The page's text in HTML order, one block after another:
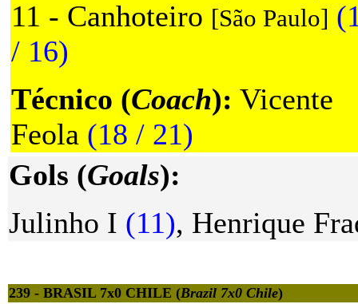
11 - Canhoteiro [São Paulo]
/ 16)
Técnico (Coach): Vicente
Feola (18 / 21)
Gols (Goals):
Julinho I (11), Henrique
239 - BRASIL 7x0 CHILE (Brazil 7x0 Chile)